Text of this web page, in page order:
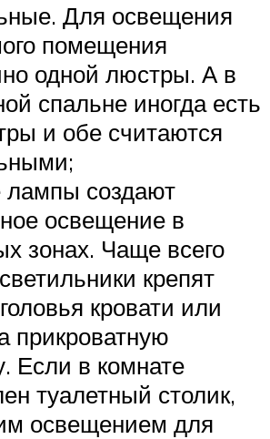
Для освещения
помещения
одной люстры. А в
спальне иногда есть
и обе считаются
лампы создают
освещение в
зонах. Чаще всего
крепят
кровати или
прикроватную
Если в комнате
туалетный столик,
освещением для